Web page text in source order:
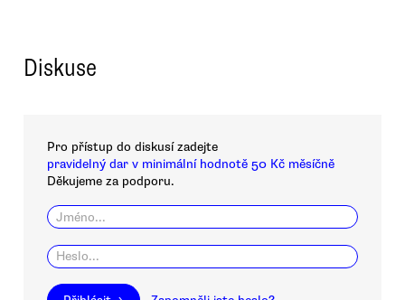
Diskuse
Pro přístup do diskusí zadejte
pravidelný dar v minimální hodnotě 50 Kč měsíčně
Děkujeme za podporu.